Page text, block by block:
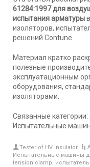
61284:1997 для
испытания арматуры
изоляторов,
решений Contune.
Материал кратко
полезные
эксплуатационным
оборудования,
изоляторами.
Связанные
Испытательные
Tester of HV insulator
Испытательные машины
tension clamp,